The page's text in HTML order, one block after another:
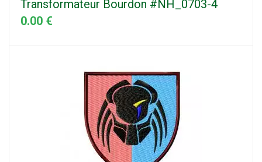
Transformateur Bourdon #NH_0703-4
0.00 €